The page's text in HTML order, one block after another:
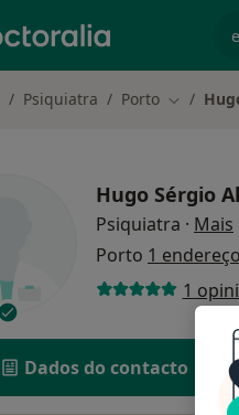
Psiquiatra Porto Mudar
Hugo Sérgio
Psiquiatra · Mais
Porto 1 endereço
1
Dados do contacto